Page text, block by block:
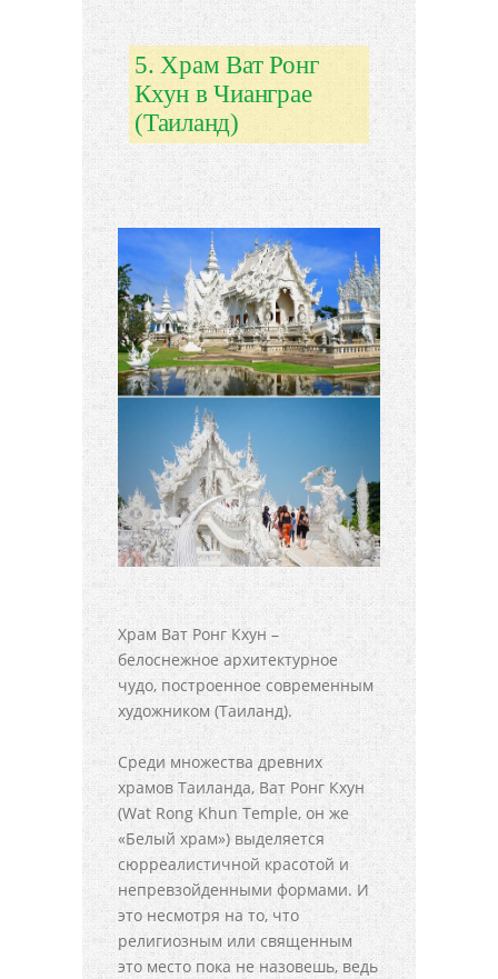
5. Храм Ват Ронг
Кхун в Чианграе
(Таиланд)
Храм Ват Ронг Кхун –
белоснежное архитектурное
чудо, построенное современным
художником (Таиланд).
Среди множества древних
храмов Таиланда, Ват Ронг Кхун
(Wat Rong Khun Temple, он же
«Белый храм») выделяется
сюрреалистичной красотой и
непревзойденными формами. И
это несмотря на то, что
религиозным или священным
это место пока не назовешь, ведь